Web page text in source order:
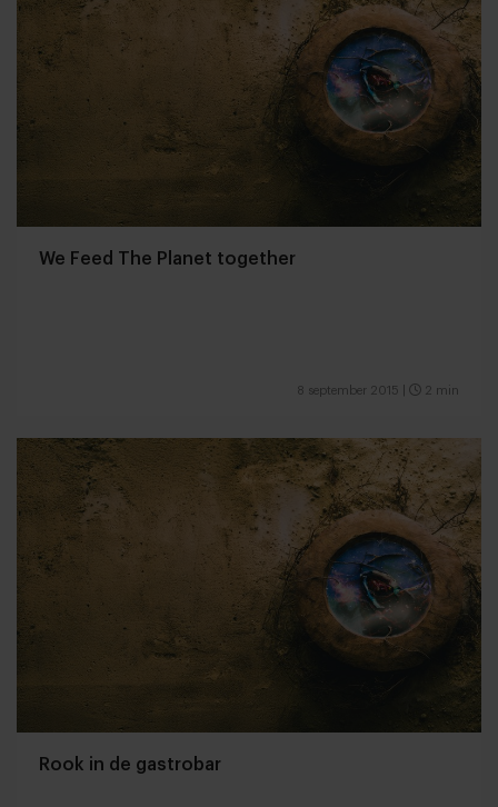
We Feed The Planet together
8 september 2015 2 min
Rook in de gastrobar